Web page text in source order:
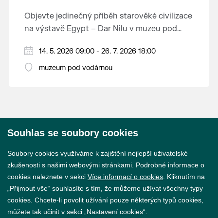
Objevte jedinečný příběh starověké civilizace
na výstavě Egypt – Dar Nilu v muzeu pod
Výstava představuje umění starého Egypta,
autentickou hrobku se sarkofágem i
na tuto fascinující epochu.
2026 v muzeu pod vodárnou.
14. 5. 2026 09:00 - 26. 7. 2026 18:00
muzeum pod vodárnou
Souhlas se soubory cookies
Soubory cookies využíváme k zajištění nejlepší uživatelské
zkušenosti s našimi webovými stránkami. Podrobné informace o
cookies naleznete v sekci Více informací o cookies . Kliknutím na
„Přijmout vše“ souhlasíte s tím, že můžeme užívat všechny typy
cookies. Chcete-li povolit užívání pouze některých typů cookies,
můžete tak učinit v sekci „Nastavení cookies“.